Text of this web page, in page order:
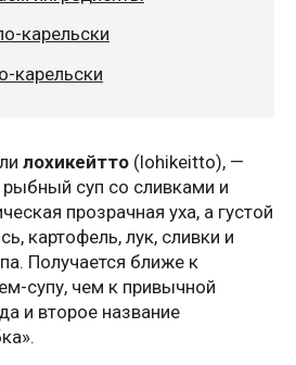
карельски
карельски
лохикейтто (lohikeitto), —
суп со сливками и
прозрачная уха, а густой
картофель, лук, сливки и
Получается ближе к
супу, чем к привычной
и второе название